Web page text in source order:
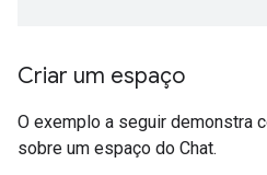
Criar um espaço
O exemplo a seguir demonstra
sobre um espaço do Chat.